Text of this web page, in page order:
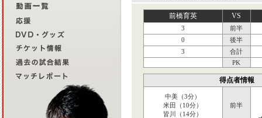
前橋育英 VS
3
前半
0
後半
3
合計
PK
得点者情報
中美（3分）
米田（10分）
皆川（14分）
前半